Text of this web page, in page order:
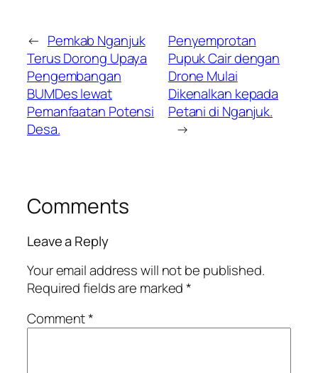
← Pemkab Nganjuk
Terus Dorong Upaya
Pengembangan
BUMDes lewat
Pemanfaatan Potensi
Desa.
Penyemprotan
Pupuk Cair dengan
Drone Mulai
Dikenalkan kepada
Petani di Nganjuk.
→
Comments
Leave a Reply
Your email address will not be published.
Required fields are marked*
Comment*